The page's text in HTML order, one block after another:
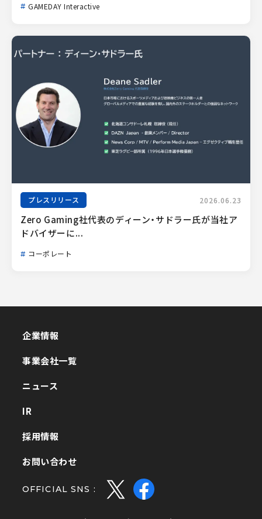
GAMEDAY Interactive
プレスリリース 2026.06.23
Zero Gaming社代表のディーン・サドラー氏が当社ア
ドバイザーに...
コーポレート
企業情報
事業会社一覧
ニュース
IR
採用情報
お問い合わせ
OFFICIAL SNS :